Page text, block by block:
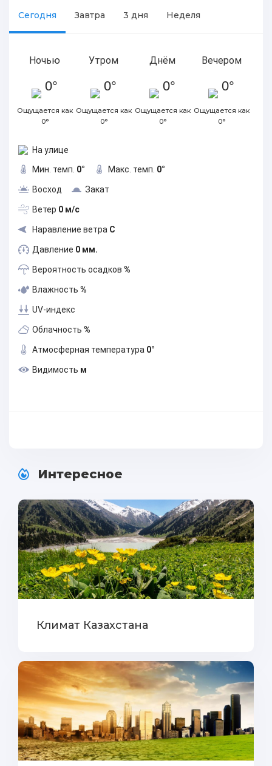
Сегодня Завтра 3 дня Неделя
Ночью
0°
Ощущается как
0°
Утром
0°
Ощущается как
0°
Днём
0°
Ощущается как
0°
Вечером
0°
Ощущается как
0°
На улице
Мин. темп. 0° Макс. темп. 0°
Восход Закат
Ветер 0 м/с
Наравление ветра С
Давление 0 мм.
Вероятность осадков %
Влажность %
UV-индекс
Облачность %
Атмосферная температура 0°
Видимость м
Интересное
Климат Казахстана